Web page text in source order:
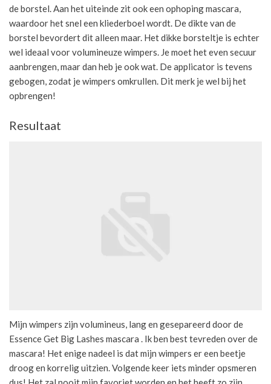
de borstel. Aan het uiteinde zit ook een ophoping mascara,
waardoor het snel een kliederboel wordt. De dikte van de
borstel bevordert dit alleen maar. Het dikke borsteltje is echter
wel ideaal voor volumineuze wimpers. Je moet het even secuur
aanbrengen, maar dan heb je ook wat. De applicator is tevens
gebogen, zodat je wimpers omkrullen. Dit merk je wel bij het
opbrengen!
Resultaat
Mijn wimpers zijn volumineus, lang en gesepareerd door de
Essence Get Big Lashes mascara . Ik ben best tevreden over de
mascara! Het enige nadeel is dat mijn wimpers er een beetje
droog en korrelig uitzien. Volgende keer iets minder opsmeren